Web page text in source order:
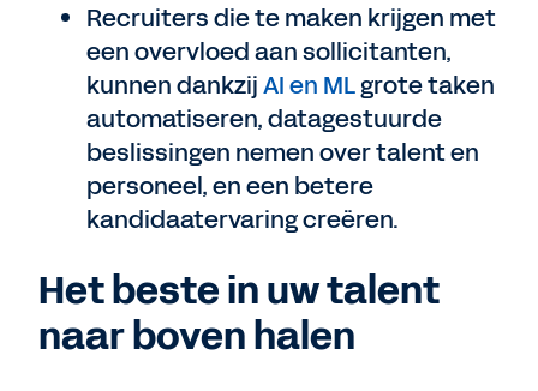
Recruiters die te maken krijgen met
een overvloed aan sollicitanten,
kunnen dankzijAI en MLgrote taken
automatiseren, datagestuurde
beslissingen nemen over talent en
personeel, en een betere
kandidaatervaring creëren.
Het beste in uw talent
naar boven halen